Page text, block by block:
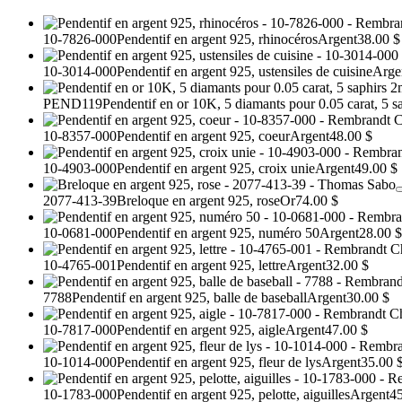
10-7826-000Pendentif en argent 925, rhinocérosArgent38.00 $
10-3014-000Pendentif en argent 925, ustensiles de cuisine
PEND119Pendentif en or 10K, 5 diamants pour 0.05 carat, 5
10-8357-000Pendentif en argent 925, coeurArgent48.00 $
10-4903-000Pendentif en argent 925, croix unieArgent49.00 $
2077-413-39Breloque en argent 925, roseOr74.00 $
10-0681-000Pendentif en argent 925, numéro 50Argent28.00 $
10-4765-001Pendentif en argent 925, lettreArgent32.00 $
7788Pendentif en argent 925, balle de baseballArgent30.00 $
10-7817-000Pendentif en argent 925, aigleArgent47.00 $
10-1014-000Pendentif en argent 925, fleur de lysArgent35.00
10-1783-000Pendentif en argent 925, pelotte, aiguillesArgent